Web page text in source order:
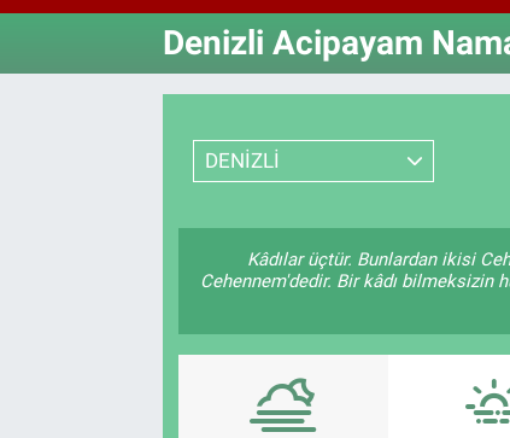
Denizli Acipayam
DENİZLİ
Kâdılar üçtür. Bunlardan ikisi
Cehennem'dedir. Bir kâdı bilmeksizin
Özel Haberler
Erişim Bilgileri
Haber Arşivi